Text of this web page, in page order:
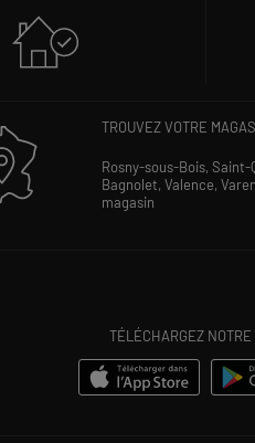
TROUVEZ VOTRE
Rosny-sous-Bois,Saint-
Bagnolet,Valence,
magasin
TÉLÉCHARGEZ